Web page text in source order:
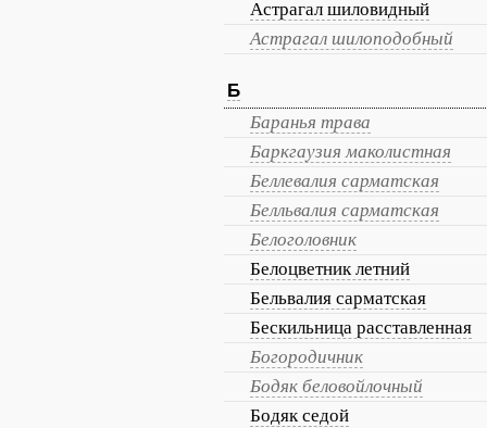
Астрагал шиловидный
Астрагал шилоподобный
Б
Баранья трава
Баркгаузия маколистная
Беллевалия сарматская
Белльвалия сарматская
Белоголовник
Белоцветник летний
Бельвалия сарматская
Бескильница расставленная
Богородичник
Бодяк беловойлочный
Бодяк седой